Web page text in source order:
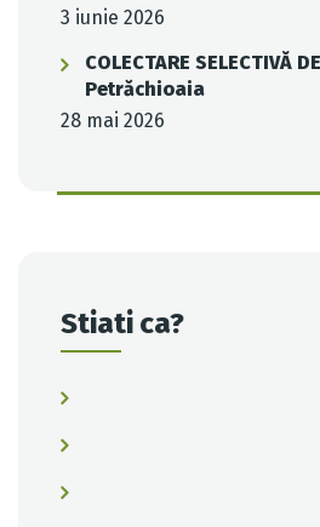
3 iunie 2026
COLECTARE SELECTIVĂ
Petrăchioaia
28 mai 2026
Stiati ca?